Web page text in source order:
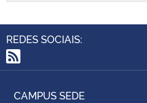
REDES SOCIAIS:
RSS
CAMPUS SEDE